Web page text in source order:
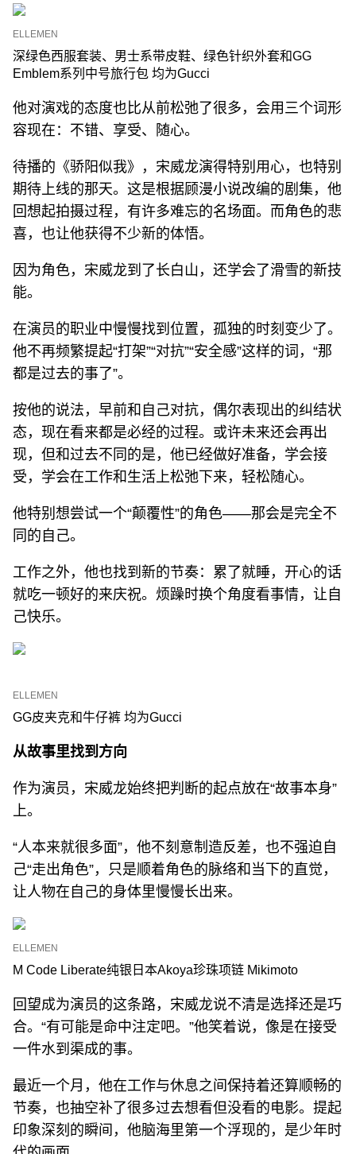
ELLEMEN
深绿色西服套装、男士系带皮鞋、绿色针织外套和GG
Emblem系列中号旅行包 均为Gucci
他对演戏的态度也比从前松弛了很多，会用三个词形
容现在：不错、享受、随心。
待播的《骄阳似我》，宋威龙演得特别用心，也特别
期待上线的那天。这是根据顾漫小说改编的剧集，他
回想起拍摄过程，有许多难忘的名场面。而角色的悲
喜，也让他获得不少新的体悟。
因为角色，宋威龙到了长白山，还学会了滑雪的新技
能。
在演员的职业中慢慢找到位置，孤独的时刻变少了。
他不再频繁提起“打架”“对抗”“安全感”这样的词，“那
都是过去的事了”。
按他的说法，早前和自己对抗，偶尔表现出的纠结状
态，现在看来都是必经的过程。或许未来还会再出
现，但和过去不同的是，他已经做好准备，学会接
受，学会在工作和生活上松弛下来，轻松随心。
他特别想尝试一个“颠覆性”的角色——那会是完全不
同的自己。
工作之外，他也找到新的节奏：累了就睡，开心的话
就吃一顿好的来庆祝。烦躁时换个角度看事情，让自
己快乐。
ELLEMEN
GG皮夹克和牛仔裤 均为Gucci
从故事里找到方向
作为演员，宋威龙始终把判断的起点放在“故事本身”
上。
“人本来就很多面”，他不刻意制造反差，也不强迫自
己“走出角色”，只是顺着角色的脉络和当下的直觉，
让人物在自己的身体里慢慢长出来。
ELLEMEN
M Code Liberate纯银日本Akoya珍珠项链 Mikimoto
回望成为演员的这条路，宋威龙说不清是选择还是巧
合。“有可能是命中注定吧。”他笑着说，像是在接受
一件水到渠成的事。
最近一个月，他在工作与休息之间保持着还算顺畅的
节奏，也抽空补了很多过去想看但没看的电影。提起
印象深刻的瞬间，他脑海里第一个浮现的，是少年时